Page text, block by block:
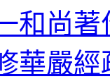
和尚著
華嚴經